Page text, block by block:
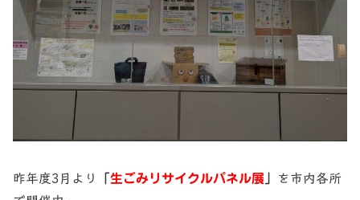
昨年度3月より 生ごみリサイクルパネル展
を市内各所